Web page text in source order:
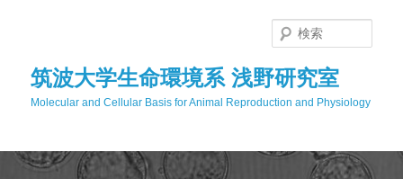
筑波大学生命環境系 浅野研究室
Molecular and Cellular Basis for Animal Reproduction and Physiology
索